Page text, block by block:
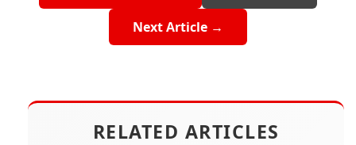
Next Article →
RELATED ARTICLES